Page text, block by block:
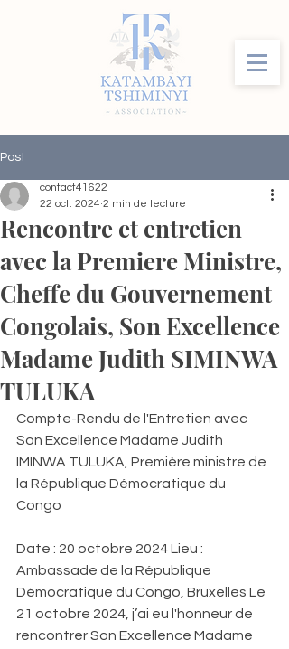
Post
Rencontre et entretien
avec la Premiere Ministre,
Cheffe du Gouvernement
Congolais, Son Excellence
Madame Judith SIMINWA
TULUKA
contact41622
22 oct. 2024 2 min de lecture
Compte-Rendu de l'Entretien avec
Son Excellence Madame Judith
IMINWA TULUKA, Première ministre de
la République Démocratique du
Congo
Date : 20 octobre 2024 Lieu :
Ambassade de la République
Démocratique du Congo, Bruxelles Le
21 octobre 2024, j’ai eu l'honneur de
rencontrer Son Excellence Madame